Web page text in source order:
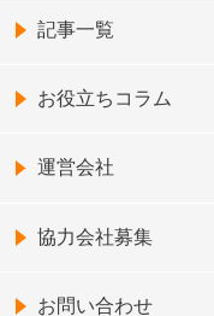
記事一覧
お役立ちコラム
運営会社
協力会社募集
お問い合わせ